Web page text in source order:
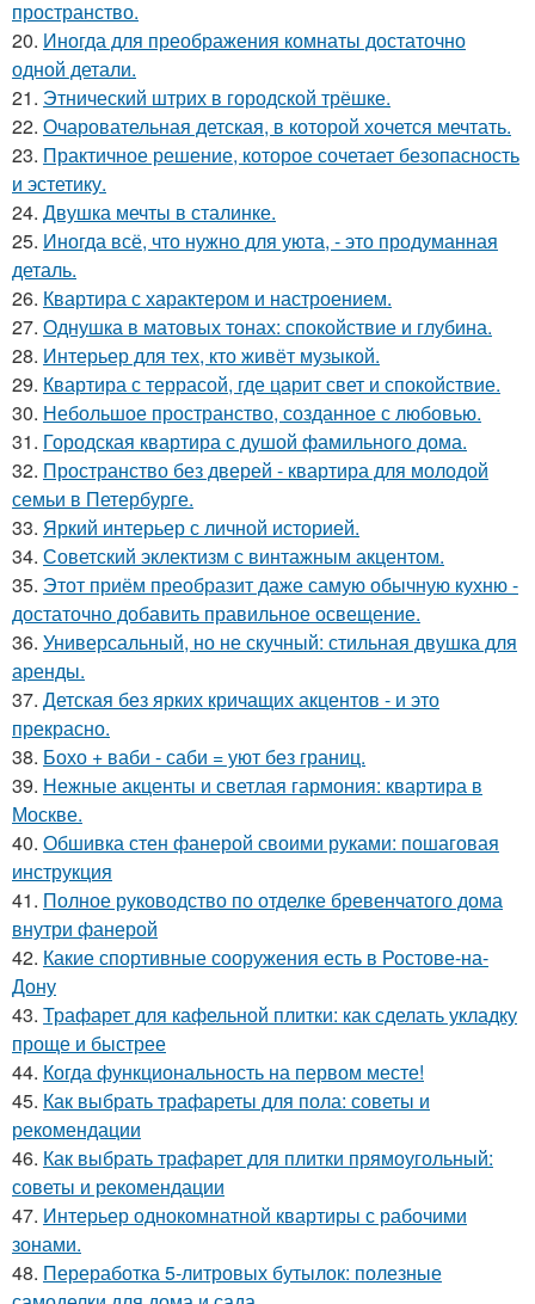
пространство.
20. Иногда для преображения комнаты достаточно
одной детали.
21. Этнический штрих в городской трёшке.
22. Очаровательная детская, в которой хочется мечтать.
23. Практичное решение, которое сочетает безопасность
и эстетику.
24. Двушка мечты в сталинке.
25. Иногда всё, что нужно для уюта, - это продуманная
деталь.
26. Квартира с характером и настроением.
27. Однушка в матовых тонах: спокойствие и глубина.
28. Интерьер для тех, кто живёт музыкой.
29. Квартира с террасой, где царит свет и спокойствие.
30. Небольшое пространство, созданное с любовью.
31. Городская квартира с душой фамильного дома.
32. Пространство без дверей - квартира для молодой
семьи в Петербурге.
33. Яркий интерьер с личной историей.
34. Советский эклектизм с винтажным акцентом.
35. Этот приём преобразит даже самую обычную кухню -
достаточно добавить правильное освещение.
36. Универсальный, но не скучный: стильная двушка для
аренды.
37. Детская без ярких кричащих акцентов - и это
прекрасно.
38. Бохо + ваби - саби = уют без границ.
39. Нежные акценты и светлая гармония: квартира в
Москве.
40. Обшивка стен фанерой своими руками: пошаговая
инструкция
41. Полное руководство по отделке бревенчатого дома
внутри фанерой
42. Какие спортивные сооружения есть в Ростове-на-
Дону
43. Трафарет для кафельной плитки: как сделать укладку
проще и быстрее
44. Когда функциональность на первом месте!
45. Как выбрать трафареты для пола: советы и
рекомендации
46. Как выбрать трафарет для плитки прямоугольный:
советы и рекомендации
47. Интерьер однокомнатной квартиры с рабочими
зонами.
48. Переработка 5-литровых бутылок: полезные